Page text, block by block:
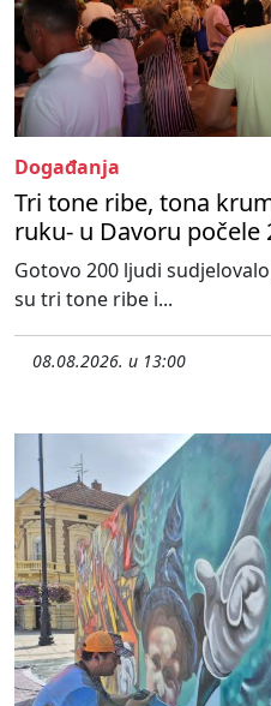
Događanja
Tri tone ribe, tona
ruku- u Davoru počele
Gotovo 200 ljudi
su tri tone ribe i...
08.08.2026. u 13:00